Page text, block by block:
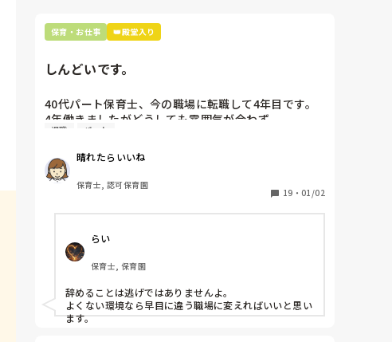
保育・お仕事 👑殿堂入り
しんどいです。
40代パート保育士、今の職場に転職して4年目です。
4年働きましたがどうしても雰囲気が合わず
退職しようと思っています。
周りの職員は、勤続10年以上から何十年という先生が
ほとんどです。
保護者子どもの愚痴悪口が多く、
子どもの前でも
仕方ないよね
もう何も言わずに
子どもの言いなりになればいいんだね
などいう意見で…
上の先生に相談することは難しそうです。
退職 パート
晴れたらいいね
保育士, 認可保育園
19 ・ 01/02
らい
保育士, 保育園
辞めることは逃げではありませんよ。
よくない環境なら早目に違う職場に変えればいいと思い
ます。